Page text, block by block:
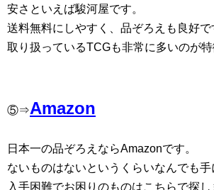
安さといえば駿河屋です。
送料無料にしやすく、品ぞろえも良好で
取り扱っているTCGも非常に多いのが特
⑤⇒Amazon
日本一の品ぞろえならAmazonです。
ないものはないというくらいなんでも手
入手困難でお困りのものはこちらで探し